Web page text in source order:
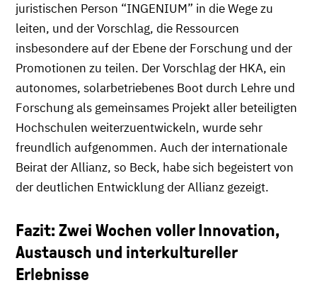
juristischen Person “INGENIUM” in die Wege zu
leiten, und der Vorschlag, die Ressourcen
insbesondere auf der Ebene der Forschung und der
Promotionen zu teilen. Der Vorschlag der HKA, ein
autonomes, solarbetriebenes Boot durch Lehre und
Forschung als gemeinsames Projekt aller beteiligten
Hochschulen weiterzuentwickeln, wurde sehr
freundlich aufgenommen. Auch der internationale
Beirat der Allianz, so Beck, habe sich begeistert von
der deutlichen Entwicklung der Allianz gezeigt.
Fazit: Zwei Wochen voller Innovation,
Austausch und interkultureller
Erlebnisse